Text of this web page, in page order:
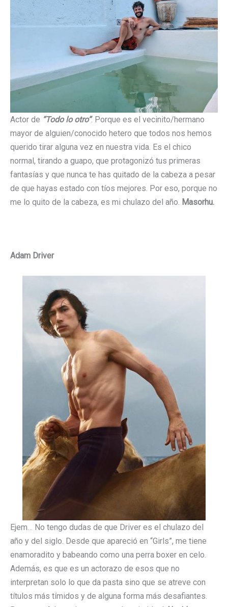
Actor de “Todo lo otro”. Porque es el vecinito/hermano
mayor de alguien/conocido hetero que todos nos hemos
querido tirar alguna vez en nuestra vida. Es el chico
normal, tirando a guapo, que protagonizó tus primeras
fantasías y que nunca te has quitado de la cabeza a pesar
de que hayas estado con tíos mejores. Por eso, porque no
me lo quito de la cabeza, es mi chulazo del año. Masorhu.
Adam Driver
Ejem… No tengo dudas de que Driver es el chulazo del
año y del siglo. Desde que apareció en “Girls”, me tiene
enamoradito y babeando como una perra boxer en celo.
Además, es que es un actorazo de esos que no
interpretan solo lo que da pasta sino que se atreve con
títulos más tímidos y de alguna forma más desafiantes.